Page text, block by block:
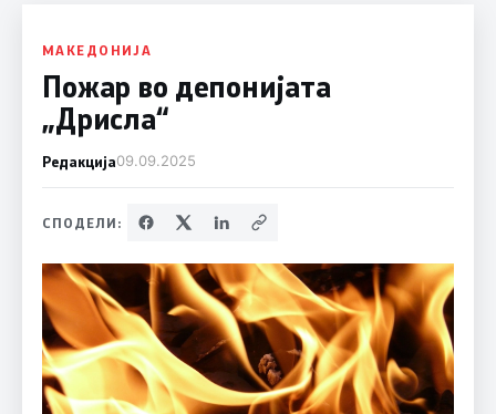
МАКЕДОНИЈА
Пожар во депонијата
„Дрисла“
Редакција09.09.2025
СПОДЕЛИ: